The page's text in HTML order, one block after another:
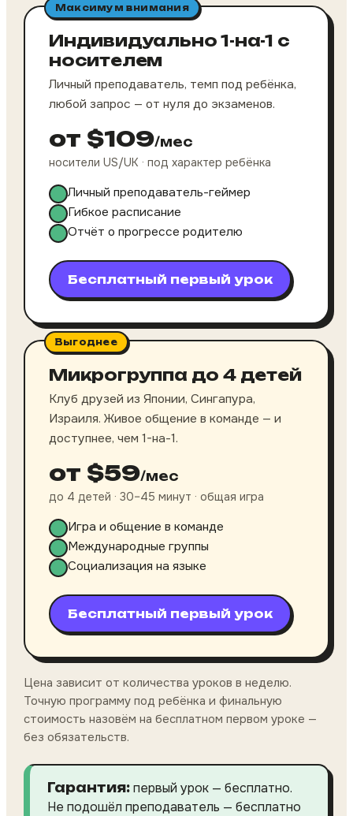
Максимум внимания
Индивидуально 1-на-1 с
носителем
Личный преподаватель, темп под ребёнка,
любой запрос — от нуля до экзаменов.
от $109/мес
носители US/UK · под характер ребёнка
Личный преподаватель-геймер
Гибкое расписание
Отчёт о прогрессе родителю
Бесплатный первый урок
Выгоднее
Микрогруппа до 4 детей
Клуб друзей из Японии, Сингапура,
Израиля. Живое общение в команде — и
доступнее, чем 1-на-1.
от $59/мес
до 4 детей · 30–45 минут · общая игра
Игра и общение в команде
Международные группы
Социализация на языке
Бесплатный первый урок
Цена зависит от количества уроков в неделю.
Точную программу под ребёнка и финальную
стоимость назовём на бесплатном первом уроке —
без обязательств.
Гарантия: первый урок — бесплатно.
Не подошёл преподаватель — бесплатно